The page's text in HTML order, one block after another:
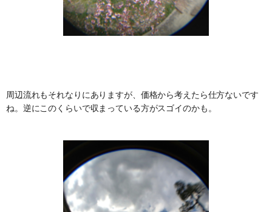
周辺流れもそれなりにありますが、価格から考えたら仕方ないです
ね。逆にこのくらいで収まっている方がスゴイのかも。